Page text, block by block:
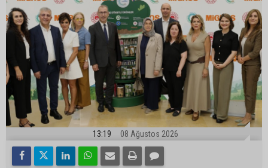
13:19 08 Ağustos 2026